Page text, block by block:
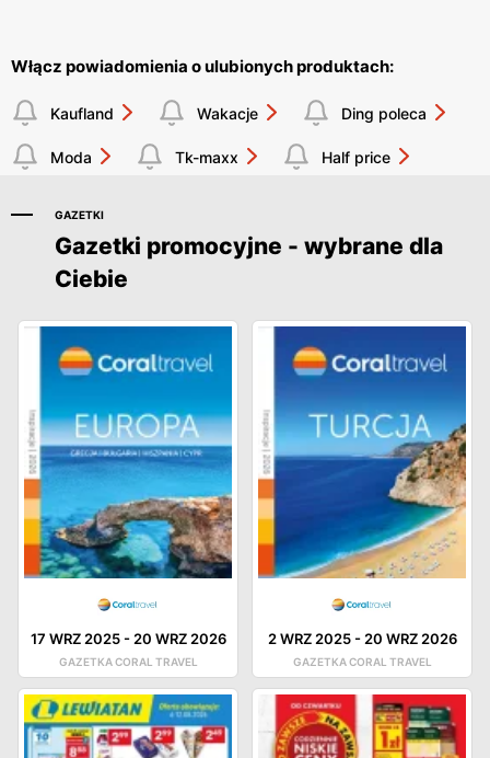
Włącz powiadomienia o ulubionych produktach:
Kaufland Wakacje Ding poleca
Moda Tk-maxx Half price
GAZETKI
Gazetki promocyjne - wybrane dla
Ciebie
17 WRZ 2025- 20 WRZ 2026
GAZETKA CORAL TRAVEL
2 WRZ 2025- 20 WRZ 2026
GAZETKA CORAL TRAVEL